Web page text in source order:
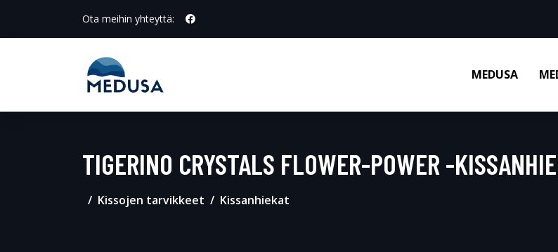
Ota meihin yhteyttä:
MEDUSA
TIGERINO CRYSTALS FLOWER-POWER -
Kissojen tarvikkeet Kissanhiekat